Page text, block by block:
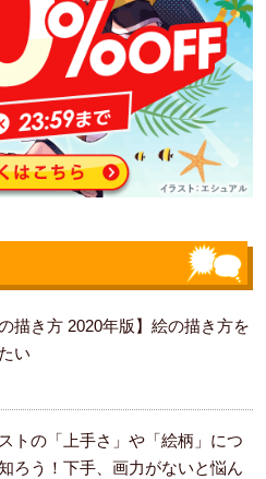
の描き方 2020年版】絵の描き方を
い
トの「上手さ」や「絵柄」につ
ろう！下手、画力がないと悩ん